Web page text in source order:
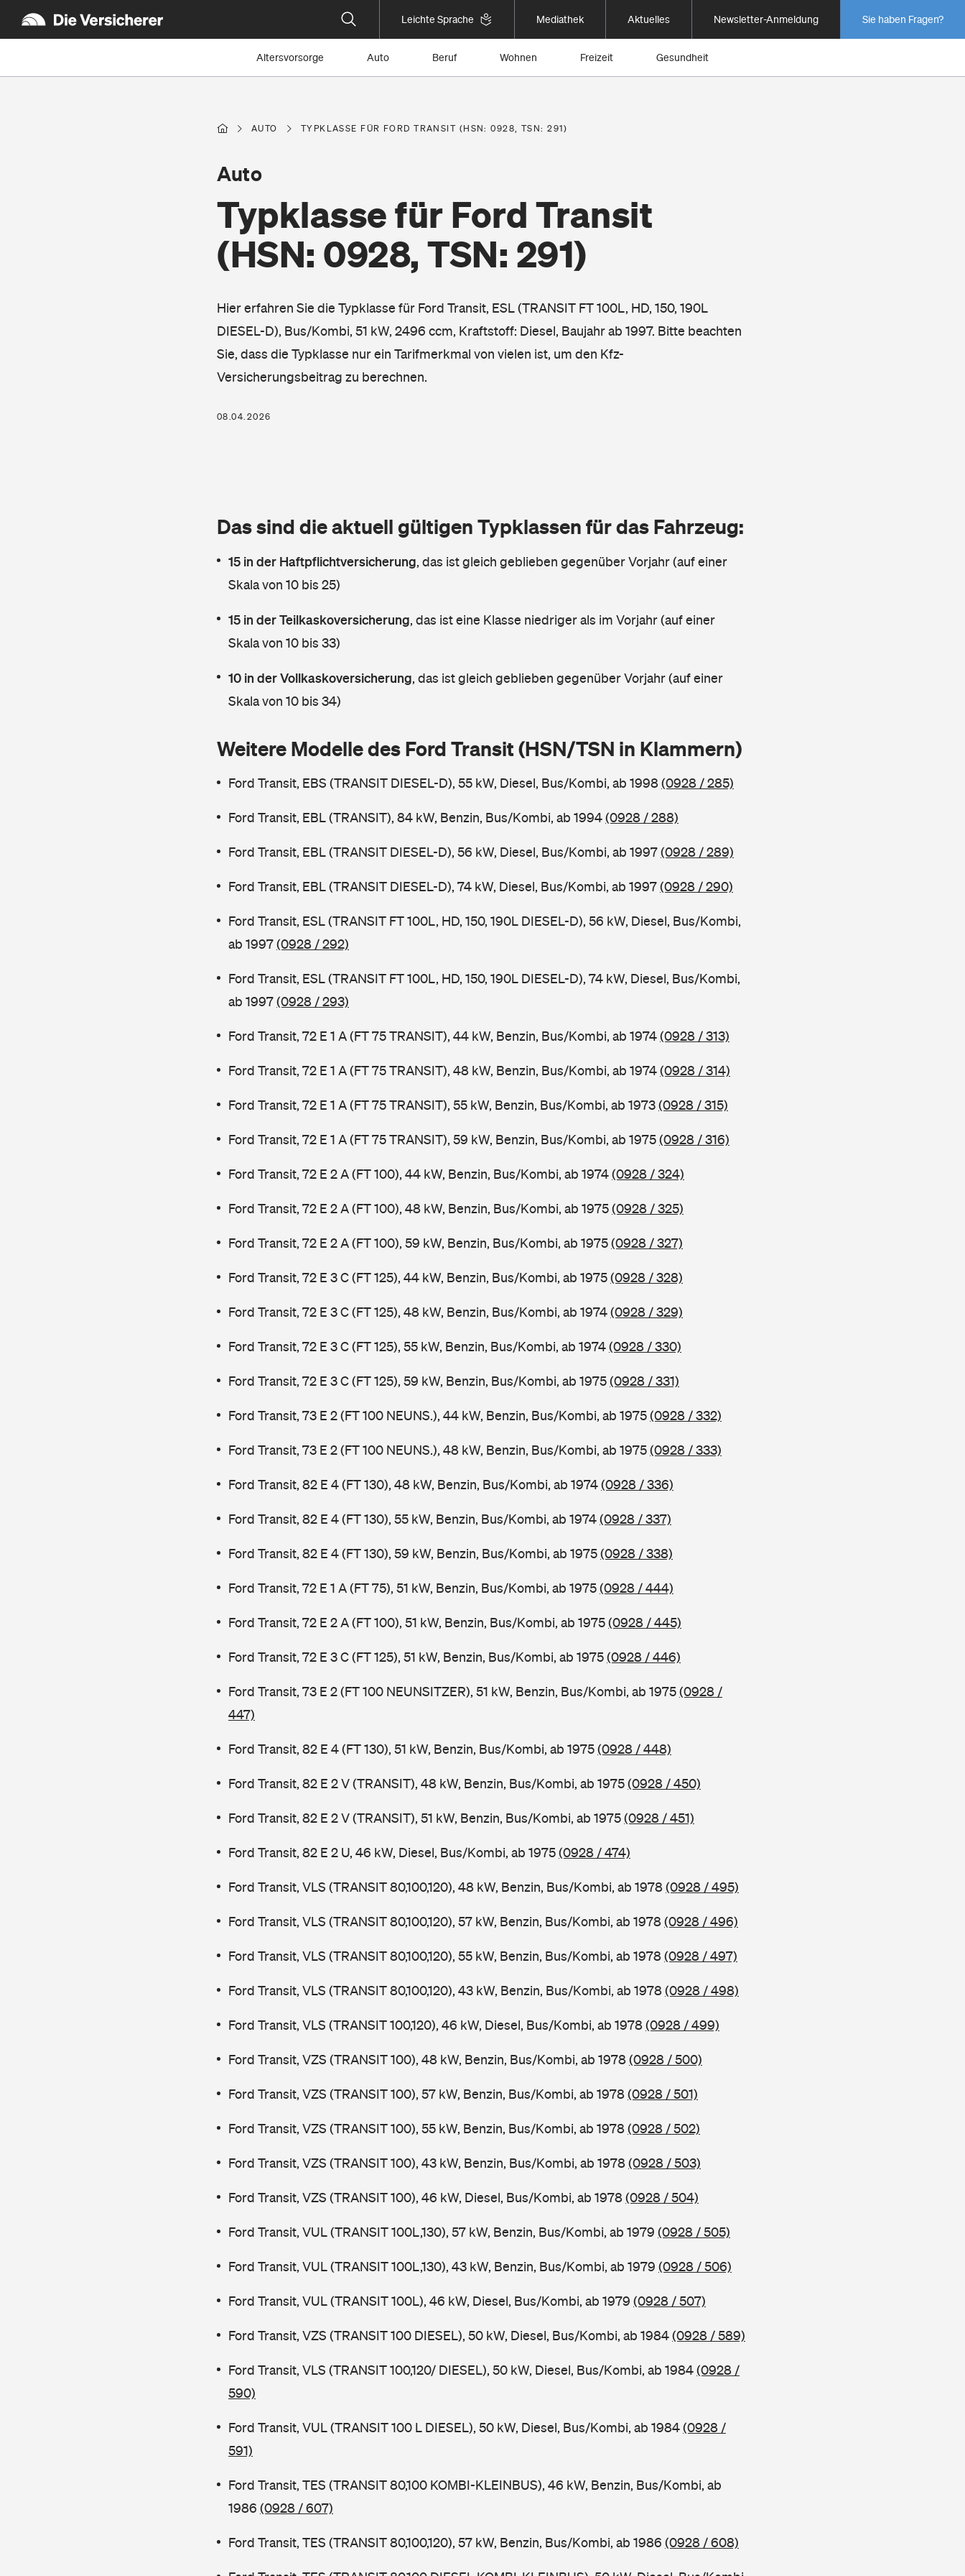
Leichte Sprache Mediathek Aktuelles Newsletter-Anmeldung Sie haben Fragen?
Altersvorsorge Auto Beruf Wohnen Freizeit Gesundheit
AUTO TYPKLASSE FÜR FORD TRANSIT (HSN: 0928, TSN: 291)
Typklasse für Ford Transit
(HSN: 0928, TSN: 291)
Auto
Hier erfahren Sie die Typklasse für Ford Transit, ESL (TRANSIT FT 100L, HD, 150, 190L
DIESEL-D), Bus/Kombi, 51 kW, 2496 ccm, Kraftstoff: Diesel, Baujahr ab 1997. Bitte beachten
Sie, dass die Typklasse nur ein Tarifmerkmal von vielen ist, um den Kfz-
Versicherungsbeitrag zu berechnen.
08.04.2026
Das sind die aktuell gültigen Typklassen für das Fahrzeug:
15 in der Haftpflichtversicherung, das ist gleich geblieben gegenüber Vorjahr (auf einer
Skala von 10 bis 25)
15 in der Teilkaskoversicherung, das ist eine Klasse niedriger als im Vorjahr (auf einer
Skala von 10 bis 33)
10 in der Vollkaskoversicherung, das ist gleich geblieben gegenüber Vorjahr (auf einer
Skala von 10 bis 34)
Weitere Modelle des Ford Transit (HSN/TSN in Klammern)
Ford Transit, EBS (TRANSIT DIESEL-D), 55 kW, Diesel, Bus/Kombi, ab 1998(0928 / 285)
Ford Transit, EBL (TRANSIT), 84 kW, Benzin, Bus/Kombi, ab 1994(0928 / 288)
Ford Transit, EBL (TRANSIT DIESEL-D), 56 kW, Diesel, Bus/Kombi, ab 1997(0928 / 289)
Ford Transit, EBL (TRANSIT DIESEL-D), 74 kW, Diesel, Bus/Kombi, ab 1997(0928 / 290)
Ford Transit, ESL (TRANSIT FT 100L, HD, 150, 190L DIESEL-D), 56 kW, Diesel, Bus/Kombi,
ab 1997(0928 / 292)
Ford Transit, ESL (TRANSIT FT 100L, HD, 150, 190L DIESEL-D), 74 kW, Diesel, Bus/Kombi,
ab 1997(0928 / 293)
Ford Transit, 72 E 1 A (FT 75 TRANSIT), 44 kW, Benzin, Bus/Kombi, ab 1974(0928 / 313)
Ford Transit, 72 E 1 A (FT 75 TRANSIT), 48 kW, Benzin, Bus/Kombi, ab 1974(0928 / 314)
Ford Transit, 72 E 1 A (FT 75 TRANSIT), 55 kW, Benzin, Bus/Kombi, ab 1973(0928 / 315)
Ford Transit, 72 E 1 A (FT 75 TRANSIT), 59 kW, Benzin, Bus/Kombi, ab 1975(0928 / 316)
Ford Transit, 72 E 2 A (FT 100), 44 kW, Benzin, Bus/Kombi, ab 1974(0928 / 324)
Ford Transit, 72 E 2 A (FT 100), 48 kW, Benzin, Bus/Kombi, ab 1975(0928 / 325)
Ford Transit, 72 E 2 A (FT 100), 59 kW, Benzin, Bus/Kombi, ab 1975(0928 / 327)
Ford Transit, 72 E 3 C (FT 125), 44 kW, Benzin, Bus/Kombi, ab 1975(0928 / 328)
Ford Transit, 72 E 3 C (FT 125), 48 kW, Benzin, Bus/Kombi, ab 1974(0928 / 329)
Ford Transit, 72 E 3 C (FT 125), 55 kW, Benzin, Bus/Kombi, ab 1974(0928 / 330)
Ford Transit, 72 E 3 C (FT 125), 59 kW, Benzin, Bus/Kombi, ab 1975(0928 / 331)
Ford Transit, 73 E 2 (FT 100 NEUNS.), 44 kW, Benzin, Bus/Kombi, ab 1975(0928 / 332)
Ford Transit, 73 E 2 (FT 100 NEUNS.), 48 kW, Benzin, Bus/Kombi, ab 1975(0928 / 333)
Ford Transit, 82 E 4 (FT 130), 48 kW, Benzin, Bus/Kombi, ab 1974(0928 / 336)
Ford Transit, 82 E 4 (FT 130), 55 kW, Benzin, Bus/Kombi, ab 1974(0928 / 337)
Ford Transit, 82 E 4 (FT 130), 59 kW, Benzin, Bus/Kombi, ab 1975(0928 / 338)
Ford Transit, 72 E 1 A (FT 75), 51 kW, Benzin, Bus/Kombi, ab 1975(0928 / 444)
Ford Transit, 72 E 2 A (FT 100), 51 kW, Benzin, Bus/Kombi, ab 1975(0928 / 445)
Ford Transit, 72 E 3 C (FT 125), 51 kW, Benzin, Bus/Kombi, ab 1975(0928 / 446)
Ford Transit, 73 E 2 (FT 100 NEUNSITZER), 51 kW, Benzin, Bus/Kombi, ab 1975(0928 /
447)
Ford Transit, 82 E 4 (FT 130), 51 kW, Benzin, Bus/Kombi, ab 1975(0928 / 448)
Ford Transit, 82 E 2 V (TRANSIT), 48 kW, Benzin, Bus/Kombi, ab 1975(0928 / 450)
Ford Transit, 82 E 2 V (TRANSIT), 51 kW, Benzin, Bus/Kombi, ab 1975(0928 / 451)
Ford Transit, 82 E 2 U, 46 kW, Diesel, Bus/Kombi, ab 1975(0928 / 474)
Ford Transit, VLS (TRANSIT 80,100,120), 48 kW, Benzin, Bus/Kombi, ab 1978(0928 / 495)
Ford Transit, VLS (TRANSIT 80,100,120), 57 kW, Benzin, Bus/Kombi, ab 1978(0928 / 496)
Ford Transit, VLS (TRANSIT 80,100,120), 55 kW, Benzin, Bus/Kombi, ab 1978(0928 / 497)
Ford Transit, VLS (TRANSIT 80,100,120), 43 kW, Benzin, Bus/Kombi, ab 1978(0928 / 498)
Ford Transit, VLS (TRANSIT 100,120), 46 kW, Diesel, Bus/Kombi, ab 1978(0928 / 499)
Ford Transit, VZS (TRANSIT 100), 48 kW, Benzin, Bus/Kombi, ab 1978(0928 / 500)
Ford Transit, VZS (TRANSIT 100), 57 kW, Benzin, Bus/Kombi, ab 1978(0928 / 501)
Ford Transit, VZS (TRANSIT 100), 55 kW, Benzin, Bus/Kombi, ab 1978(0928 / 502)
Ford Transit, VZS (TRANSIT 100), 43 kW, Benzin, Bus/Kombi, ab 1978(0928 / 503)
Ford Transit, VZS (TRANSIT 100), 46 kW, Diesel, Bus/Kombi, ab 1978(0928 / 504)
Ford Transit, VUL (TRANSIT 100L,130), 57 kW, Benzin, Bus/Kombi, ab 1979 (0928 / 505)
Ford Transit, VUL (TRANSIT 100L,130), 43 kW, Benzin, Bus/Kombi, ab 1979 (0928 / 506)
Ford Transit, VUL (TRANSIT 100L), 46 kW, Diesel, Bus/Kombi, ab 1979 (0928 / 507)
Ford Transit, VZS (TRANSIT 100 DIESEL), 50 kW, Diesel, Bus/Kombi, ab 1984(0928 / 589)
Ford Transit, VLS (TRANSIT 100,120/ DIESEL), 50 kW, Diesel, Bus/Kombi, ab 1984(0928 /
590)
Ford Transit, VUL (TRANSIT 100 L DIESEL), 50 kW, Diesel, Bus/Kombi, ab 1984(0928 /
591)
Ford Transit, TES (TRANSIT 80,100 KOMBI-KLEINBUS), 46 kW, Benzin, Bus/Kombi, ab
1986 (0928 / 607)
Ford Transit, TES (TRANSIT 80,100,120), 57 kW, Benzin, Bus/Kombi, ab 1986 (0928 / 608)